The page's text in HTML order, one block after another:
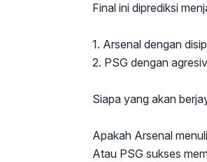
Final ini diprediksi
1. Arsenal dengan
2. PSG dengan
Siapa yang akan
Apakah Arsenal
Atau PSG sukses